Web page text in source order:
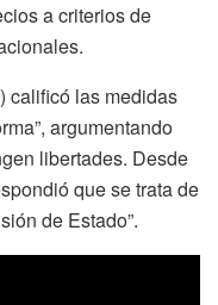
a criterios de
calificó las medidas
argumentando
libertades. Desde
que se trata de
de Estado”.